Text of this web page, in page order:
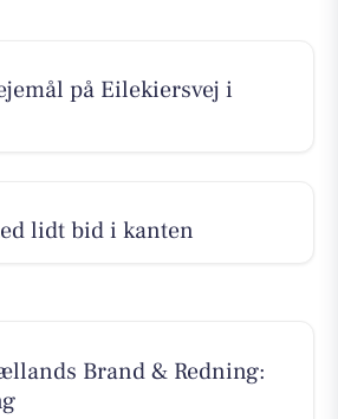
på Eilekiersvej i
lidt bid i kanten
Brand & Redning: